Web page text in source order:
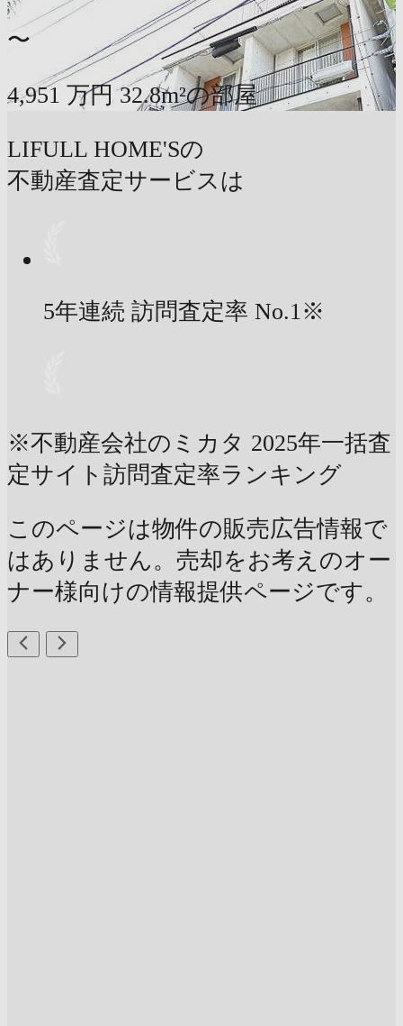
〜
4,951 万円 32.8m²の部屋
LIFULL HOME'Sの
不動産査定サービスは
5年連続 訪問査定率 No.1※
※不動産会社のミカタ 2025年一括査
定サイト訪問査定率ランキング
このページは物件の販売広告情報で
はありません。売却をお考えのオー
ナー様向けの情報提供ページです。